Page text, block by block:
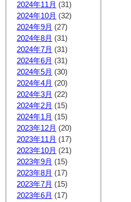
2024年11月 (31)
2024年10月 (32)
2024年9月 (27)
2024年8月 (31)
2024年7月 (31)
2024年6月 (31)
2024年5月 (30)
2024年4月 (20)
2024年3月 (22)
2024年2月 (15)
2024年1月 (15)
2023年12月 (20)
2023年11月 (17)
2023年10月 (21)
2023年9月 (15)
2023年8月 (17)
2023年7月 (15)
2023年6月 (17)